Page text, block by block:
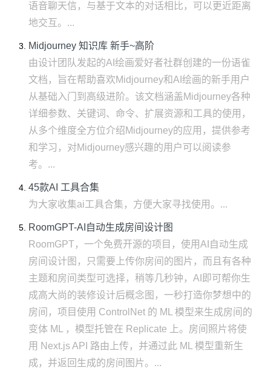
语音聊天信，与基于文本的对话相比，可以更近距离
地交互。...
Midjourney 知识库 新手~高阶
由设计团队发起的AI绘画爱好者社群创建的一份语雀
文档，旨在帮助喜欢Midjourney和AI绘画的新手用户
从基础入门到高级进阶。该文档涵盖Midjourney各种
详细参数、关键词、命令、扩展资源和工具的使用，
从多个维度全方位介绍Midjourney的应用，提供参考
和学习，对Midjourney感兴趣的用户可以阅读参
考。...
45款AI 工具合集
为大家收集ai工具合集，方便大家寻找使用。...
RoomGPT-AI自动生成房间设计图
RoomGPT，一个免费开源的项目，使用AI自动生成
房间设计图，只需要上传你房间的图片，而且有各种
主题和房间类型可选择，稍等几秒钟，AI即可帮你生
成高大尚的装修设计后概念图，一秒打造你梦想中的
房间，项目使用 ControlNet 的 ML 模型来生成房间的
变体 ML ，模型托管在 Replicate 上。房间照片将使
用 Next.js API 路由上传，并通过此 ML 模型重新生
成，并返回生成的房间图片。...